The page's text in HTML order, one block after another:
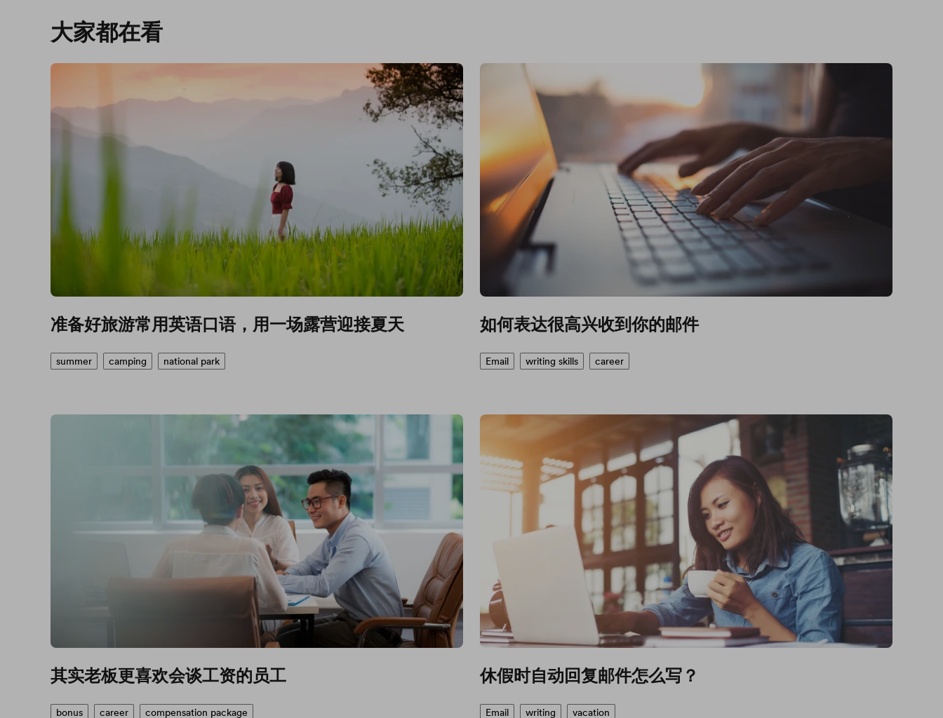
大家都在看
准备好旅游常用英语口语，用一场露营迎接夏天
summer camping national park
如何表达很高兴收到你的邮件
Email writing skills career
其实老板更喜欢会谈工资的员工
bonus career compensation package
休假时自动回复邮件怎么写？
Email writing vacation